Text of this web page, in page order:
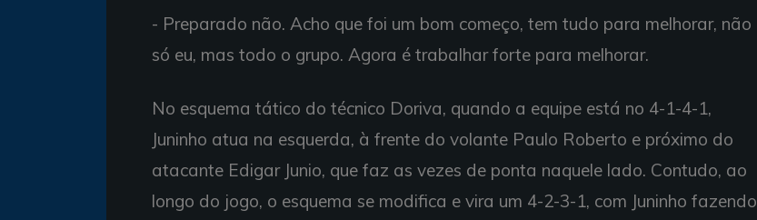
- Preparado não. Acho que foi um bom começo, tem tudo para melhorar, não
só eu, mas todo o grupo. Agora é trabalhar forte para melhorar.
No esquema tático do técnico Doriva, quando a equipe está no 4-1-4-1,
Juninho atua na esquerda, à frente do volante Paulo Roberto e próximo do
atacante Edigar Junio, que faz as vezes de ponta naquele lado. Contudo, ao
longo do jogo, o esquema se modifica e vira um 4-2-3-1, com Juninho fazendo